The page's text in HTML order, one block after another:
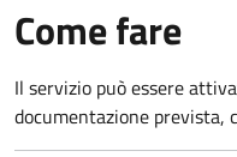
Come fare
Il servizio può essere
documentazione prevista,